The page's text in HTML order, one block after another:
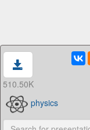
510.50K
physics